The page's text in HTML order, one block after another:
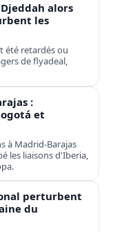
alors
les
été retardés ou
de flyadeal,
:
et
à Madrid-Barajas
les liaisons d'Iberia,
perturbent
du